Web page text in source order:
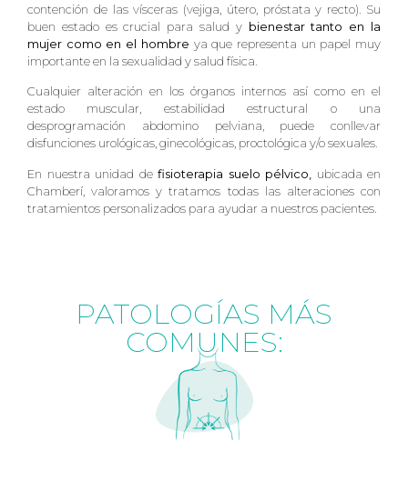
contención de las vísceras (vejiga, útero, próstata y recto). Su
buen estado es crucial para salud y bienestar tanto en la
mujer como en el hombre ya que representa un papel muy
importante en la sexualidad y salud física.
Cualquier alteración en los órganos internos así como en el
estado muscular, estabilidad estructural o una
desprogramación abdomino pelviana, puede conllevar
disfunciones urológicas, ginecológicas, proctológica y/o sexuales.
En nuestra unidad de fisioterapia suelo pélvico, ubicada en
Chamberí, valoramos y tratamos todas las alteraciones con
tratamientos personalizados para ayudar a nuestros pacientes.
PATOLOGÍAS MÁS
COMUNES: